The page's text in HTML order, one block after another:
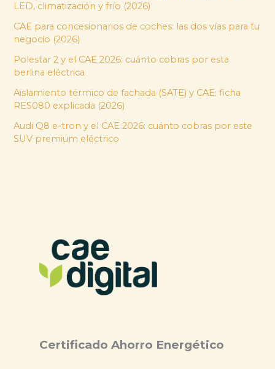
LED, climatización y frío (2026)
CAE para concesionarios de coches: las dos vías para tu
negocio (2026)
Polestar 2 y el CAE 2026: cuánto cobras por esta
berlina eléctrica
Aislamiento térmico de fachada (SATE) y CAE: ficha
RES080 explicada (2026)
Audi Q8 e-tron y el CAE 2026: cuánto cobras por este
SUV premium eléctrico
Certificado Ahorro Energético